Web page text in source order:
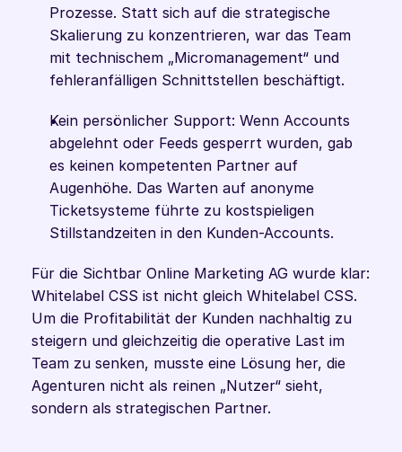
Prozesse. Statt sich auf die strategische
Skalierung zu konzentrieren, war das Team
mit technischem „Micromanagement“ und
fehleranfälligen Schnittstellen beschäftigt.
Kein persönlicher Support: Wenn Accounts
abgelehnt oder Feeds gesperrt wurden, gab
es keinen kompetenten Partner auf
Augenhöhe. Das Warten auf anonyme
Ticketsysteme führte zu kostspieligen
Stillstandzeiten in den Kunden-Accounts.
Für die Sichtbar Online Marketing AG wurde klar:
Whitelabel CSS ist nicht gleich Whitelabel CSS.
Um die Profitabilität der Kunden nachhaltig zu
steigern und gleichzeitig die operative Last im
Team zu senken, musste eine Lösung her, die
Agenturen nicht als reinen „Nutzer“ sieht,
sondern als strategischen Partner.